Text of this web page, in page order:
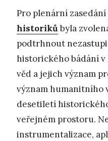
Pro plenární zasedání
historikůbyla
podtrhnout
historického bádání
věd a jejich význam
význam humanitního
desetiletí
veřejném prostoru.
instrumentalizace,